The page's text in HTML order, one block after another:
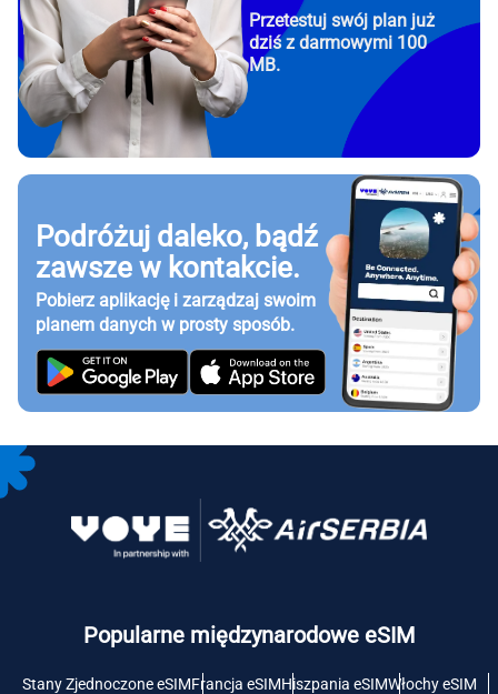
Przetestuj swój plan już
dziś z darmowymi 100
MB.
Podróżuj daleko, bądź
zawsze w kontakcie.
Pobierz aplikację i zarządzaj swoim
planem danych w prosty sposób.
Popularne międzynarodowe eSIM
Stany Zjednoczone eSIMFrancja eSIMHiszpania eSIMWłochy eSIM